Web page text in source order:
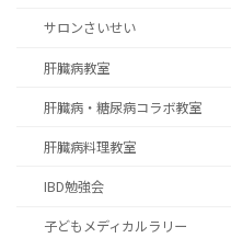
サロンさいせい
肝臓病教室
肝臓病・糖尿病コラボ教室
肝臓病料理教室
IBD勉強会
子どもメディカルラリー